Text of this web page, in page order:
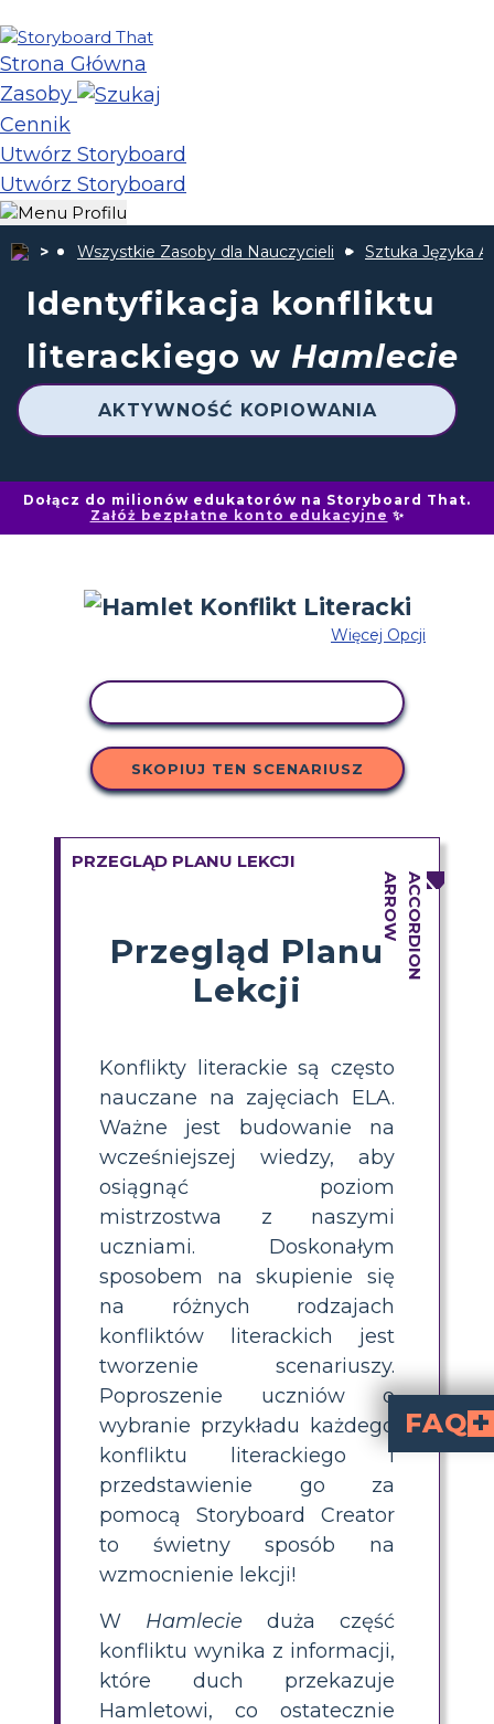
Strona Główna
Zasoby
Cennik
Utwórz Storyboard
Utwórz Storyboard
Wszystkie Zasoby dla Nauczycieli Sztuka Języka
Identyfikacja konfliktu
literackiego w Hamlecie
AKTYWNOŚĆ KOPIOWANIA
Dołącz do milionów edukatorów na Storyboard That.
Załóż bezpłatne konto edukacyjne ✨
Więcej Opcji
SKOPIUJ TEN SCENARIUSZ
PRZEGLĄD PLANU LEKCJI
Przegląd Planu
Lekcji
Konflikty literackie są często
nauczane na zajęciach ELA.
Ważne jest budowanie na
wcześniejszej wiedzy, aby
osiągnąć poziom
mistrzostwa z naszymi
uczniami. Doskonałym
sposobem na skupienie się
na różnych rodzajach
konfliktów literackich jest
tworzenie scenariuszy.
Poproszenie uczniów o
wybranie przykładu każdego
konfliktu literackiego i
przedstawienie go za
pomocą Storyboard Creator
to świetny sposób na
wzmocnienie lekcji!
W Hamlecie duża część
konfliktu wynika z informacji,
które duch przekazuje
Hamletowi, co ostatecznie
FAQ